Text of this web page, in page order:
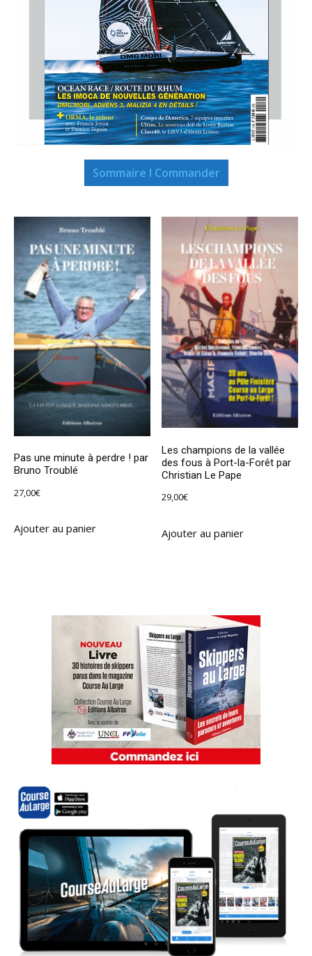
Sommaire I Commander
Pas une minute à perdre ! par
Bruno Troublé
27,00€
Ajouter au panier
Les champions de la vallée
des fous à Port-la-Forêt par
Christian Le Pape
29,00€
Ajouter au panier